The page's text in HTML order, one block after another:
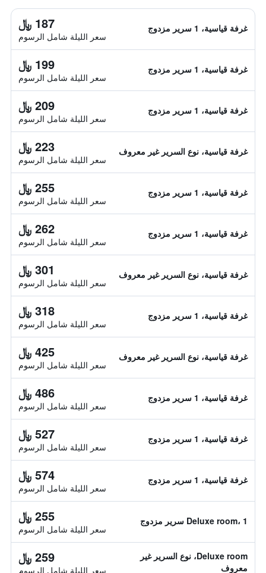
غرفة قياسية، 1 سرير مزدوج 187 ﷼
سعر الليلة شامل الرسوم
غرفة قياسية، 1 سرير مزدوج 199 ﷼
سعر الليلة شامل الرسوم
غرفة قياسية، 1 سرير مزدوج 209 ﷼
سعر الليلة شامل الرسوم
غرفة قياسية، نوع السرير غير معروف 223 ﷼
سعر الليلة شامل الرسوم
غرفة قياسية، 1 سرير مزدوج 255 ﷼
سعر الليلة شامل الرسوم
غرفة قياسية، 1 سرير مزدوج 262 ﷼
سعر الليلة شامل الرسوم
غرفة قياسية، نوع السرير غير معروف 301 ﷼
سعر الليلة شامل الرسوم
غرفة قياسية، 1 سرير مزدوج 318 ﷼
سعر الليلة شامل الرسوم
غرفة قياسية، نوع السرير غير معروف 425 ﷼
سعر الليلة شامل الرسوم
غرفة قياسية، 1 سرير مزدوج 486 ﷼
سعر الليلة شامل الرسوم
غرفة قياسية، 1 سرير مزدوج 527 ﷼
سعر الليلة شامل الرسوم
غرفة قياسية، 1 سرير مزدوج 574 ﷼
سعر الليلة شامل الرسوم
Deluxe room، 1 سرير مزدوج 255 ﷼
سعر الليلة شامل الرسوم
Deluxe room، نوع السرير غير
معروف
259 ﷼
سعر الليلة شامل الرسوم